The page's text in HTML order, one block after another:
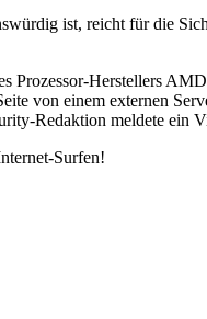
ist, reicht für die
Prozessor-Herstellers
von einem externen
Redaktion meldete ein
Surfen!